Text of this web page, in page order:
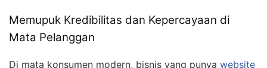
Memupuk Kredibilitas dan Kepercayaan di
Mata Pelanggan
Di mata konsumen modern, bisnis yang punya website